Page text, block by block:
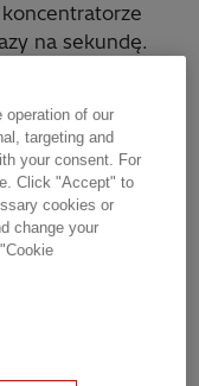
na sekundę.
stan
węzłów
i
Phasor,
operation of our
targeting and
your consent. For
Click "Accept" to
cookies or
change your